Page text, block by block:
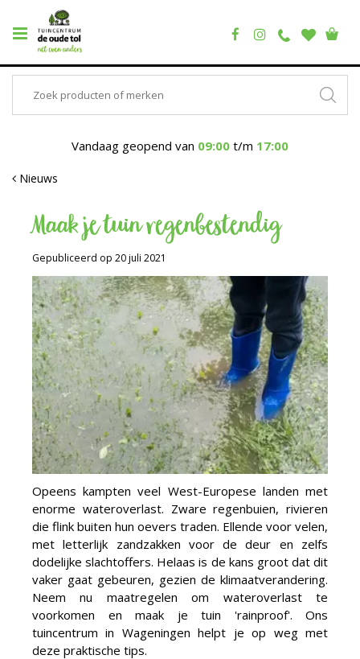
Vandaag geopend van 09:00 t/m 17:00
Nieuws
Maak je tuin regenbestendig
Gepubliceerd op 20 juli 2021
Opeens kampten veel West-Europese landen met
enorme wateroverlast. Zware regenbuien, rivieren
die flink buiten hun oevers traden. Ellende voor velen,
met letterlijk zandzakken voor de deur en zelfs
dodelijke slachtoffers. Helaas is de kans groot dat dit
vaker gaat gebeuren, gezien de klimaatverandering.
Neem nu maatregelen om wateroverlast te
voorkomen en maak je tuin 'rainproof'. Ons
tuincentrum in Wageningen helpt je op weg met
deze praktische tips.